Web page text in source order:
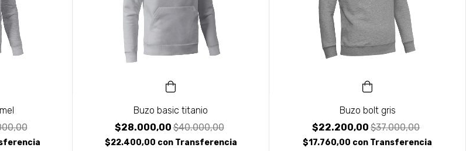
Buzo basic titanio
$28.000,00$40.000,00
$22.400,00 con Transferencia
Buzo bolt gris
$22.200,00 $37.000,00
$17.760,00 con Transferencia